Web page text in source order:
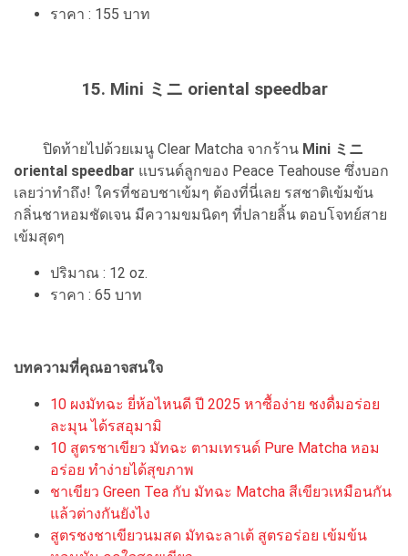
ราคา : 155 บาท
15. Mini ミニ oriental speedbar
ปิดท้ายไปด้วยเมนู Clear Matcha จากร้าน Mini ミニ
oriental speedbar แบรนด์ลูกของ Peace Teahouse ซึ่งบอก
เลยว่าทำถึง! ใครที่ชอบชาเข้มๆ ต้องที่นี่เลย รสชาติเข้มข้น
กลิ่นชาหอมชัดเจน มีความขมนิดๆ ที่ปลายลิ้น ตอบโจทย์สาย
เข้มสุดๆ
ปริมาณ : 12 oz.
ราคา : 65 บาท
บทความที่คุณอาจสนใจ
10 ผงมัทฉะ ยี่ห้อไหนดี ปี 2025 หาซื้อง่าย ชงดื่มอร่อย
ละมุน ได้รสอุมามิ
10 สูตรชาเขียว มัทฉะ ตามเทรนด์ Pure Matcha หอม
อร่อย ทำง่ายได้สุขภาพ
ชาเขียว Green Tea กับ มัทฉะ Matcha สีเขียวเหมือนกัน
แล้วต่างกันยังไง
สูตรชงชาเขียวนมสด มัทฉะลาเต้ สูตรอร่อย เข้มข้น